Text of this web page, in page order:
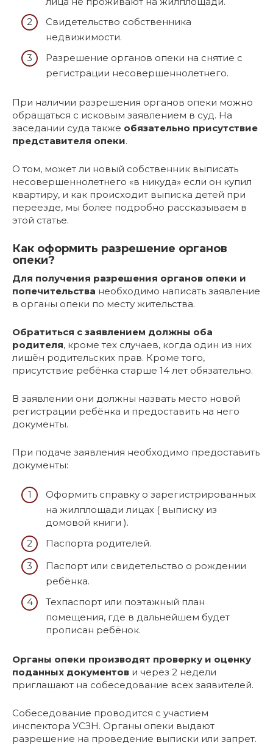
Свидетельство собственника
недвижимости.
Разрешение органов опеки на снятие с
регистрации несовершеннолетнего.
При наличии разрешения органов опеки можно
обращаться с исковым заявлением в суд. На
заседании суда также обязательно присутствие
представителя опеки.
О том, может ли новый собственник выписать
несовершеннолетнего «в никуда» если он купил
квартиру, и как происходит выписка детей при
переезде, мы более подробно рассказываем в
этой статье.
Как оформить разрешение органов
опеки?
Для получения разрешения органов опеки и
попечительства необходимо написать заявление
в органы опеки по месту жительства.
Обратиться с заявлением должны оба
родителя, кроме тех случаев, когда один из них
лишён родительских прав. Кроме того,
присутствие ребёнка старше 14 лет обязательно.
В заявлении они должны назвать место новой
регистрации ребёнка и предоставить на него
документы.
При подаче заявления необходимо предоставить
документы:
Оформить справку о зарегистрированных
на жилплощади лицах ( выписку из
домовой книги ).
Паспорта родителей.
Паспорт или свидетельство о рождении
ребёнка.
Техпаспорт или поэтажный план
помещения, где в дальнейшем будет
прописан ребёнок.
Органы опеки производят проверку и оценку
поданных документов и через 2 недели
приглашают на собеседование всех заявителей.
Собеседование проводится с участием
инспектора УСЗН. Органы опеки выдают
разрешение на проведение выписки или запрет.